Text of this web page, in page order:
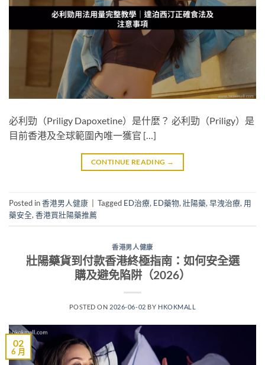
必利勁（Priligy Dapoxetine）是什麼？ 必利勁（Priligy）是
目前香港及全球範圍內唯一獲官 […]
CONTINUE READING →
Posted in香港男人健康 Tagged ED治療, ED藥物, 壯陽藥, 早洩治療, 用
藥安全, 香港買壯陽藥推薦
香港男人健康
壯陽藥貨到付款香港終極指南：如何安全選
購及避免陷阱（2026）
POSTED ON 2026-06-02 BY HKOKMALL
02
6 月